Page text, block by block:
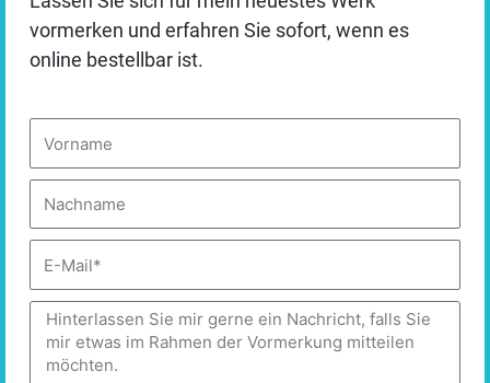
negativen Konsequenzen zu haben.
Essenziell
Personalisieren
DATENSCHUTZBEDINGUNGEN
vormerken und erfahren Sie sofort, wenn es
online bestellbar ist.
Mail
Nachricht